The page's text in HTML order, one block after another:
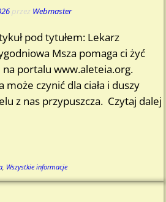
przez Webmaster
pod tytułem: Lekarz
Msza pomaga ci żyć
na portalu www.aleteia.org.
czynić dla ciała i duszy
z nas przypuszcza. Czytaj dalej
, Wszystkie informacje